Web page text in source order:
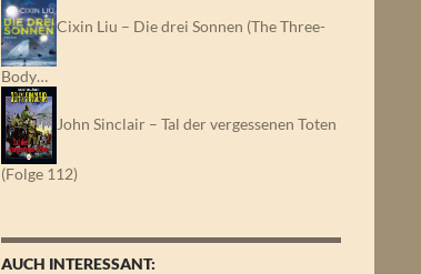
Cixin Liu – Die drei Sonnen (The Three-
Body…
John Sinclair – Tal der vergessenen Toten
(Folge 112)
AUCH INTERESSANT: